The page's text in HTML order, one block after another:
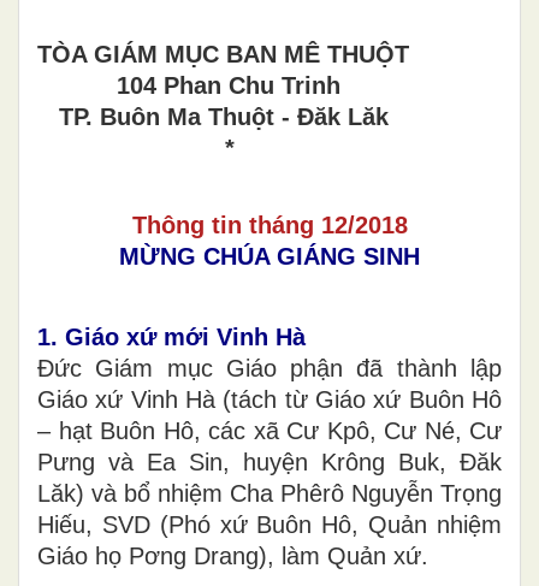
TÒA GIÁM MỤC BAN MÊ THUỘT
104 Phan Chu Trinh
TP. Buôn Ma Thuột - Đăk Lăk
*
Thông tin tháng 12/2018
MỪNG CHÚA GIÁNG SINH
1. Giáo xứ mới Vinh Hà
Đức Giám mục Giáo phận đã thành lập
Giáo xứ Vinh Hà (tách từ Giáo xứ Buôn Hô
– hạt Buôn Hô, các xã Cư Kpô, Cư Né, Cư
Pưng và Ea Sin, huyện Krông Buk, Đăk
Lăk) và bổ nhiệm Cha Phêrô Nguyễn Trọng
Hiếu, SVD (Phó xứ Buôn Hô, Quản nhiệm
Giáo họ Pơng Drang), làm Quản xứ.